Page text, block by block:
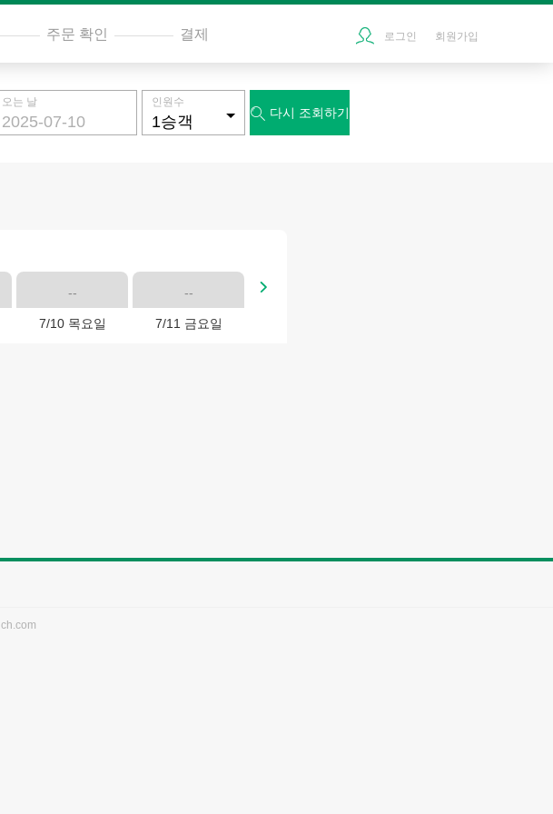
주문 확인 결제 로그인 회원가입
오는 날 인원수
 다시 조회하기
--
7/10 목요일
--
7/11 금요일

ch.com